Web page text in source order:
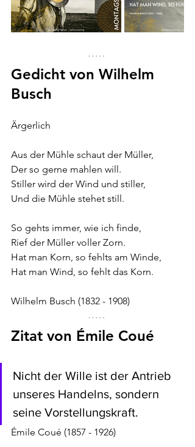
Gedicht von Wilhelm
Busch
Ärgerlich
Aus der Mühle schaut der Müller,
Der so gerne mahlen will.
Stiller wird der Wind und stiller,
Und die Mühle stehet still.
So gehts immer, wie ich finde,
Rief der Müller voller Zorn.
Hat man Korn, so fehlts am Winde,
Hat man Wind, so fehlt das Korn.
Wilhelm Busch (1832 - 1908)
Zitat von Émile Coué
Nicht der Wille ist der Antrieb
unseres Handelns, sondern
seine Vorstellungskraft.
Émile Coué (1857 - 1926)